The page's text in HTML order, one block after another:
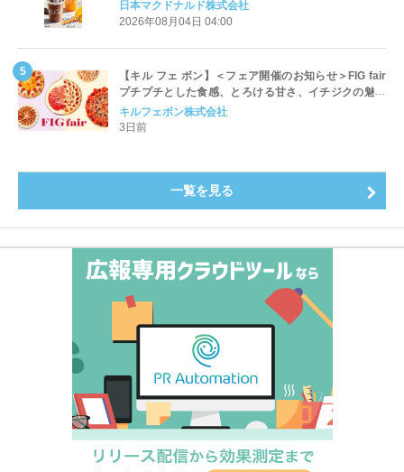
ッペ」「マンゴースムージー」8月5日（水）から販売
開始
日本マクドナルド株式会社
2026年08月04日 04:00
【キル フェ ボン】＜フェア開催のお知らせ＞FIG fair
プチプチとした食感、とろける甘さ、イチジクの魅力
をたっぷりと。新作を含め、イチジク尽くしの全4種が
登場8月20日（木）スタート
キルフェボン株式会社
3日前
一覧を見る